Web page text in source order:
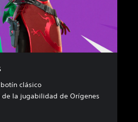
clásico
de la jugabilidad de Orígenes